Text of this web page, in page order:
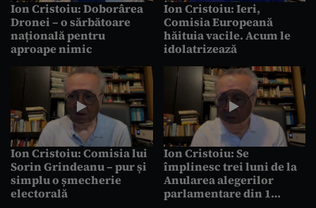
Ion Cristoiu: Doborârea
Dronei – o sărbătoare
națională pentru
aproape nimic
Ion Cristoiu: Ieri,
Comisia Europeană
hăituia vacile. Acum le
idolatrizează
Ion Cristoiu: Comisia lui
Sorin Grindeanu – pur și
simplu o șmecherie
electorală
Ion Cristoiu: Se
împlinesc trei luni de la
Anularea alegerilor
parlamentare din 1